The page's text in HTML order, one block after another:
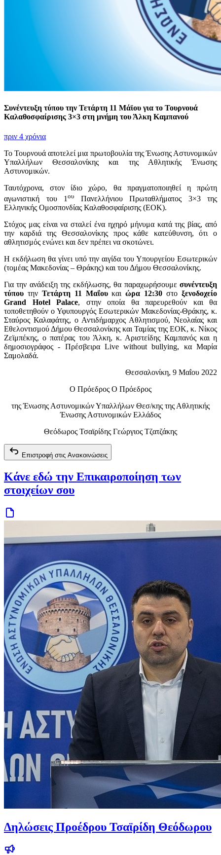
Συνέντευξη τύπου την Τετάρτη 11 Μάϊου για το Τουρνουά
Καλαθοσφαίρισης 3×3 στη μνήμη του Άλκη Καμπανού
πριν 4 χρόνια
Το Τουρνουά αποτελεί μια πρωτοβουλία της Ένωσης Αστυνομικών
Υπαλλήλων Θεσσαλονίκης και της Αθλητικής Ένωσης
Αστυνομικών.
Ταυτόχρονα, στον ίδιο χώρο, θα πραγματοποιηθεί η πρώτη
αγωνιστική του 1 ου Πανελλήνιου Πρωταθλήματος 3×3 της
Ελληνικής Ομοσπονδίας Καλαθοσφαίρισης (ΕΟΚ).
Στόχος μας είναι να σταλεί ένα ηχηρό μήνυμα κατά της βίας, από
την καρδιά της Θεσσαλονίκης προς κάθε κατεύθυνση, ότι ο
αθλητισμός ενώνει και δεν πρέπει να σκοτώνει.
Η εκδήλωση θα γίνει υπό την αιγίδα του Υπουργείου Εσωτερικών
(τομέας Μακεδονίας – Θράκης) και του Δήμου Θεσσαλονίκης.
Για την ανάδειξη της εκδήλωσης, θα παραχωρήσουμε συνέντευξη
τύπου την Τετάρτη 11 Μαΐουκαι ώρα 12:30 στοξενοδοχείο
Grand Hotel Palace, στην οποία θα παρευρεθούν και θα
τοποθετηθούν ο Υφυπουργός Εσωτερικών Μακεδονίας-Θράκης, κ.
Σταύρος Καλαφάτης, ο Αντιδήμαρχος Αθλητισμού, Νεολαίας και
Εθελοντισμού Δήμου Θεσσαλονίκης και Ταμίας της ΕΟΚ, κ. Νίκος
Ζεϊμπέκης, ο πατέρας του Άλκη, κ. Αριστείδης Καμπανός και η
δημοσιογράφος - Πρέσβειρα Live without bullying, κα Μαρία
Σαμολαδά.
Θεσσαλονίκη, 9 Μαΐου 2022
Ο Πρόεδρος Ο Πρόεδρος
της Ένωσης Αστυνομικών Υπαλλήλων Θεσ/κης της Αθλητικής
Ένωσης Αστυνομικών Ελλάδος
Θεόδωρος Τσαϊρίδης Γεώργιος Τζατζάκης
Επιστροφή στις Ανακοινώσεις
Κάνε εδώ την Επικαιροποίηση των
στοιχείων σου
Δηλώσεις Προέδρου Τσαϊρίδη Θεόδωρου